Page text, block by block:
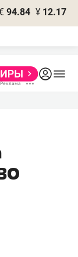
94.84 ¥ 12.17